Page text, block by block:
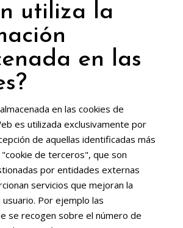
utiliza la
en las
en las cookies de
es utilizada exclusivamente por
de aquellas identificadas más
de terceros", que son
por entidades externas
servicios que mejoran la
Por ejemplo las
se recogen sobre el número de